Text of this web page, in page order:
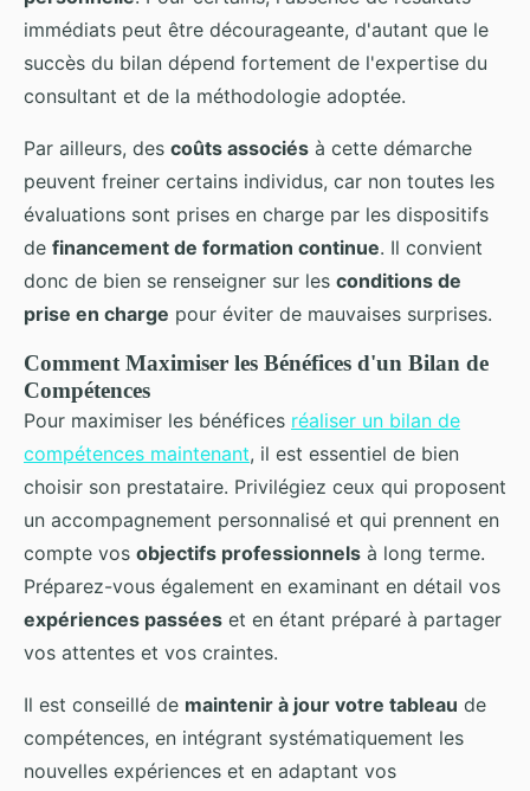
immédiats peut être décourageante, d'autant que le
succès du bilan dépend fortement de l'expertise du
consultant et de la méthodologie adoptée.
Par ailleurs, des coûts associés à cette démarche
peuvent freiner certains individus, car non toutes les
évaluations sont prises en charge par les dispositifs
de financement de formation continue. Il convient
donc de bien se renseigner sur les conditions de
prise en charge pour éviter de mauvaises surprises.
Comment Maximiser les Bénéfices d'un Bilan de
Compétences
Pour maximiser les bénéfices réaliser un bilan de
compétences maintenant, il est essentiel de bien
choisir son prestataire. Privilégiez ceux qui proposent
un accompagnement personnalisé et qui prennent en
compte vos objectifs professionnels à long terme.
Préparez-vous également en examinant en détail vos
expériences passées et en étant préparé à partager
vos attentes et vos craintes.
Il est conseillé de maintenir à jour votre tableau de
compétences, en intégrant systématiquement les
nouvelles expériences et en adaptant vos